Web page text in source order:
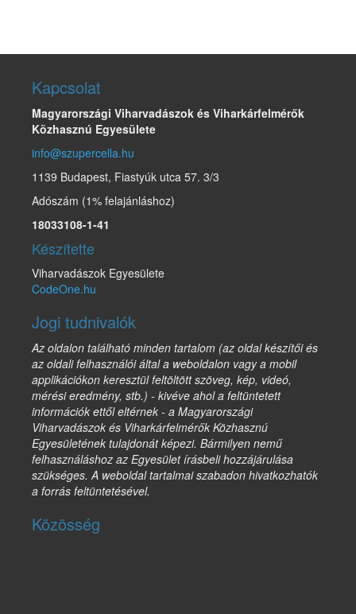
Kapcsolat
Magyarországi Viharvadászok és Viharkárfelmérők
Közhasznú Egyesülete
info@szupercella.hu
1139 Budapest, Fiastyúk utca 57. 3/3
Adószám (1% felajánláshoz)
18033108-1-41
Készítette
Viharvadászok Egyesülete
CodeOne.hu
Jogi tudnivalók
Az oldalon található minden tartalom (az oldal készítői és
az oldali felhasználói által a weboldalon vagy a mobil
applikációkon keresztül feltöltött szöveg, kép, videó,
mérési eredmény, stb.) - kivéve ahol a feltüntetett
információk ettől eltérnek - a Magyarországi
Viharvadászok és Viharkárfelmérők Közhasznú
Egyesületének tulajdonát képezi. Bármilyen nemű
felhasználáshoz az Egyesület írásbeli hozzájárulása
szükséges. A weboldal tartalmai szabadon hivatkozhatók
a forrás feltüntetésével.
Közösség